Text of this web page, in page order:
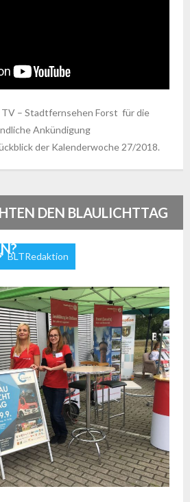
TV – Stadtfernsehen Forst für die
Ankündigung
der Kalenderwoche 27/2018.
DEN BLAULICHTTAG
BLTRedaktion